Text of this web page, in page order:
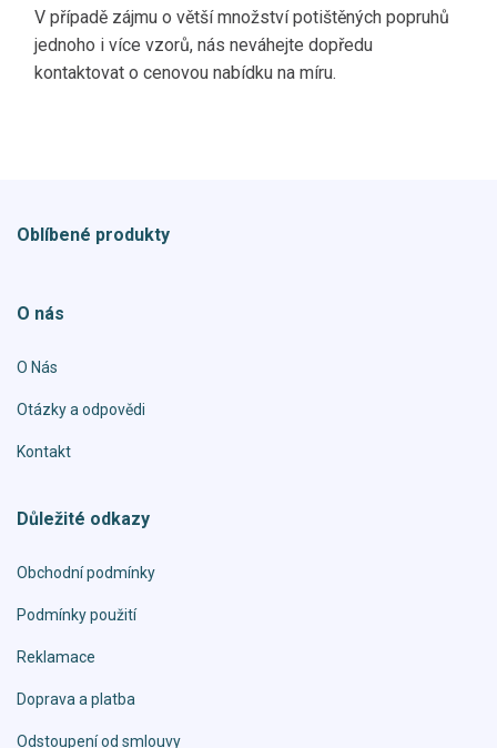
V případě zájmu o větší množství potištěných popruhů
jednoho i více vzorů, nás neváhejte dopředu
kontaktovat o cenovou nabídku na míru.
Oblíbené produkty
O nás
O Nás
Otázky a odpovědi
Kontakt
Důležité odkazy
Obchodní podmínky
Podmínky použití
Reklamace
Doprava a platba
Odstoupení od smlouvy